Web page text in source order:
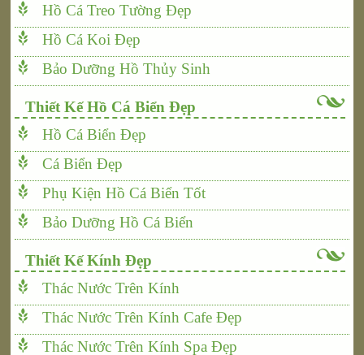
Hồ Cá Treo Tường Đẹp
Hồ Cá Koi Đẹp
Bảo Dưỡng Hồ Thủy Sinh
Thiết Kế Hồ Cá Biển Đẹp
Hồ Cá Biển Đẹp
Cá Biển Đẹp
Phụ Kiện Hồ Cá Biển Tốt
Bảo Dưỡng Hồ Cá Biển
Thiết Kế Kính Đẹp
Thác Nước Trên Kính
Thác Nước Trên Kính Cafe Đẹp
Thác Nước Trên Kính Spa Đẹp